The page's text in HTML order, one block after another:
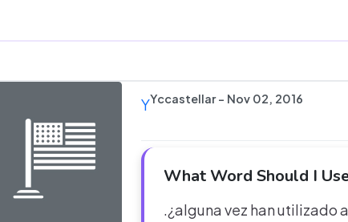
YYccastellar - Nov 02, 2016
What Word Should I
.¿alguna vez han utilizado